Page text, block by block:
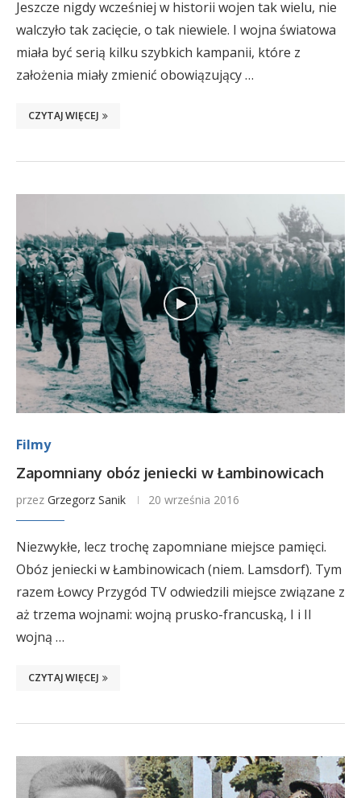
Jeszcze nigdy wcześniej w historii wojen tak wielu, nie
walczyło tak zacięcie, o tak niewiele. I wojna światowa
miała być serią kilku szybkich kampanii, które z
założenia miały zmienić obowiązujący …
CZYTAJ WIĘCEJ
Filmy
Zapomniany obóz jeniecki w Łambinowicach
przez Grzegorz Sanik 20 września 2016
Niezwykłe, lecz trochę zapomniane miejsce pamięci.
Obóz jeniecki w Łambinowicach (niem. Lamsdorf). Tym
razem Łowcy Przygód TV odwiedzili miejsce związane z
aż trzema wojnami: wojną prusko-francuską, I i II
wojną …
CZYTAJ WIĘCEJ